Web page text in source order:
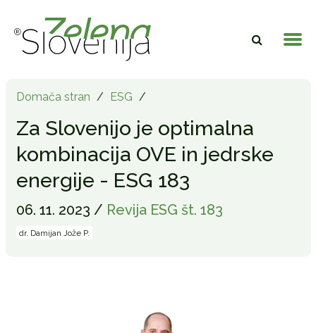
Domača stran / ESG /
Za Slovenijo je optimalna
kombinacija OVE in jedrske
energije - ESG 183
06. 11. 2023 / Revija ESG št. 183
dr. Damijan Jože P.